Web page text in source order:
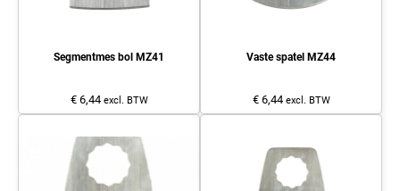
Segmentmes bol MZ41
€ 6,44 excl. BTW
Vaste spatel MZ44
€ 6,44 excl. BTW